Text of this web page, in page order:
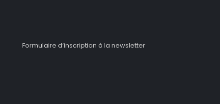
Formulaire d’inscription à la newsletter